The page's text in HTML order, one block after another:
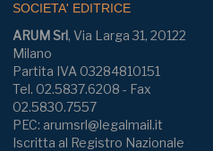
SOCIETA' EDITRICE
ARUM Srl, Via Larga 31, 20122
Milano
Partita IVA 03284810151
Tel. 02.5837.6208 - Fax
02.5830.7557
PEC: arumsrl@legalmail.it
Iscritta al Registro Nazionale